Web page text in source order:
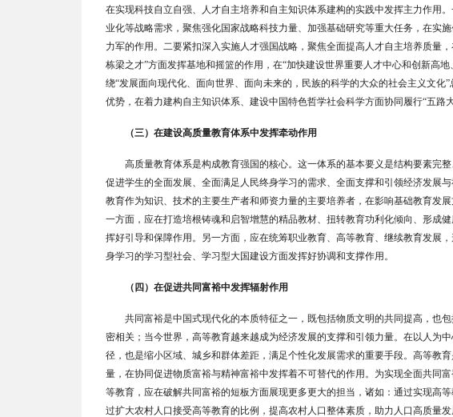
在实现科技自立自强、人才自主培养和自主知识体系建构的实践中发挥主力作用
业化等战略需求，聚焦强化国家战略科技力量、加强基础研究等重大任务，在实
力军的作用。二要紧扣深入实施人才强国战略，聚焦全面提高人才自主培养质量
栋梁之才”方面发挥基地和摇篮的作用，在“加快建设世界重要人才中心和创新高
绕“发展面向现代化、面向世界、面向未来的，民族的科学的大众的社会主义文化”
优势，在着力建构自主知识体系、建设中国特色哲学社会科学方面协同履行“五路
（三）在建设高质量教育体系中发挥牵动作用
高质量教育体系是构成教育强国的核心。这一体系的基本要义是结构要素完
促进学生的全面发展、全面满足人民终身学习的需求、全面支撑和引领经济发展
教育作为知识、技术的主要生产者和师资力量的主要培养者，在影响基础教育发
一方面，应在打造培根铸魂和启智增慧的精品教材、扭转教育功利化倾向、形成
挥好引导和保障作用。另一方面，应在统筹职业教育、高等教育、继续教育发展
身学习的学习型社会、学习型大国建设方面发挥好协调和支撑作用。
（四）在促进共同富裕中发挥辐射作用
共同富裕是中国式现代化的本质特征之一，既包括物质文明的共同提高，也
密相关；当今世界，高等教育越来越成为经济发展的支撑和引领力量。在以人为
径，也是缩小区域、城乡和群体差距，满足个性化发展需求的重要手段。高等教
量，在协同促进物质富裕与精神富裕中发挥着不可替代的作用。为实现全面共同
等教育，应在破解共同富裕的短板方面展现更多更大的担当，诸如：通过实现高
过扩大农村人口接受高等教育的比例，提高农村人口整体素质，助力人口高质量